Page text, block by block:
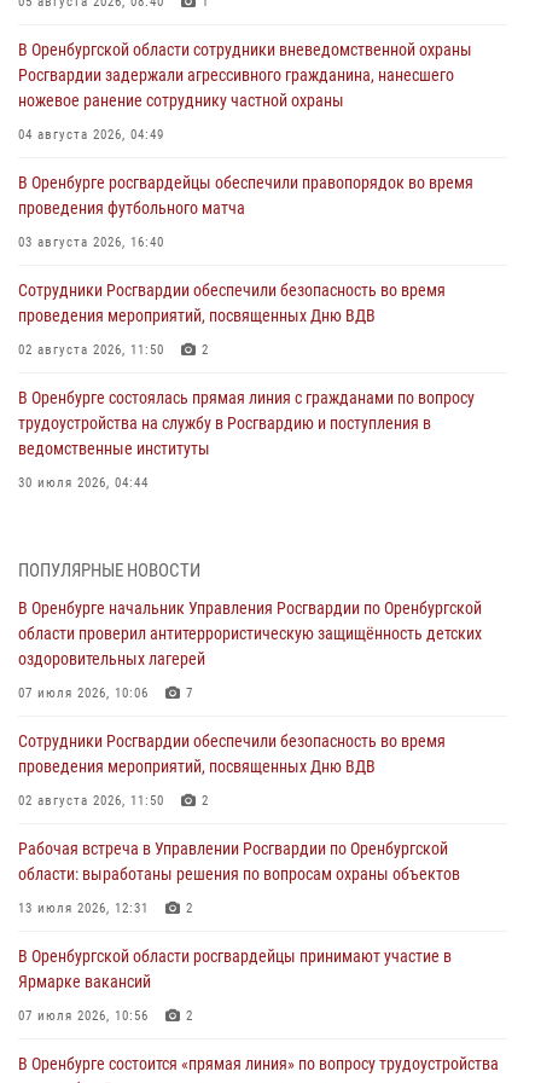
В Оренбургской области сотрудники вневедомственной охраны
Росгвардии задержали агрессивного гражданина, нанесшего
ножевое ранение сотруднику частной охраны
04 августа 2026, 04:49
В Оренбурге росгвардейцы обеспечили правопорядок во время
проведения футбольного матча
03 августа 2026, 16:40
Сотрудники Росгвардии обеспечили безопасность во время
проведения мероприятий, посвященных Дню ВДВ
02 августа 2026, 11:50 2
В Оренбурге состоялась прямая линия с гражданами по вопросу
трудоустройства на службу в Росгвардию и поступления в
ведомственные институты
30 июля 2026, 04:44
28 июля 2026, 09:41 1
Росгвардейцы обеспечили правопорядок на праздновании Дня
ВМФ в Оренбурге
27 июля 2026, 14:36 2
жизненной ситуации (ВИДЕО)
26 июля 2026, 14:45
образовательных учреждений к новому учебному году
24 июля 2026, 12:25
проведён рейд по строительным объектам
23 июля 2026, 10:47
ПОПУЛЯРНЫЕ НОВОСТИ
В Оренбурге начальник Управления Росгвардии по Оренбургской
области проверил антитеррористическую защищённость детских
оздоровительных лагерей
07 июля 2026, 10:06 7
Сотрудники Росгвардии обеспечили безопасность во время
проведения мероприятий, посвященных Дню ВДВ
02 августа 2026, 11:50 2
Рабочая встреча в Управлении Росгвардии по Оренбургской
области: выработаны решения по вопросам охраны объектов
13 июля 2026, 12:31 2
В Оренбургской области росгвардейцы принимают участие в
Ярмарке вакансий
07 июля 2026, 10:56 2
В Оренбурге состоится «прямая линия» по вопросу трудоустройства